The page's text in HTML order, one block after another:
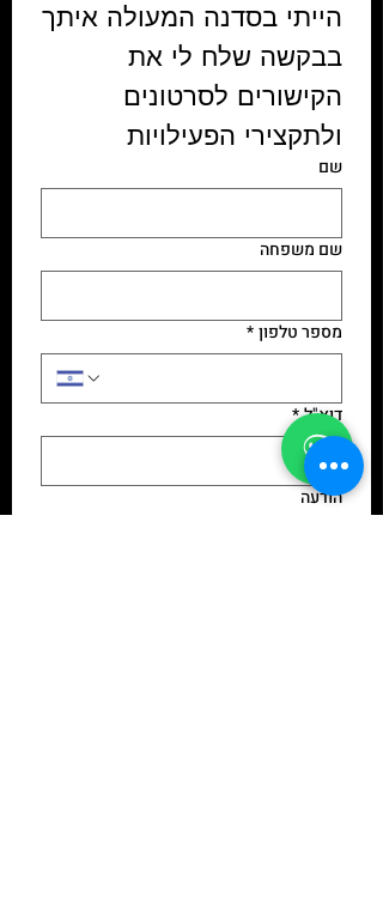
הייתי בסדנה המעולה איתך
ולתקצירי הפעילויות
שם
שם משפחה
מספר טלפון*
דוא"ל*
הודעה